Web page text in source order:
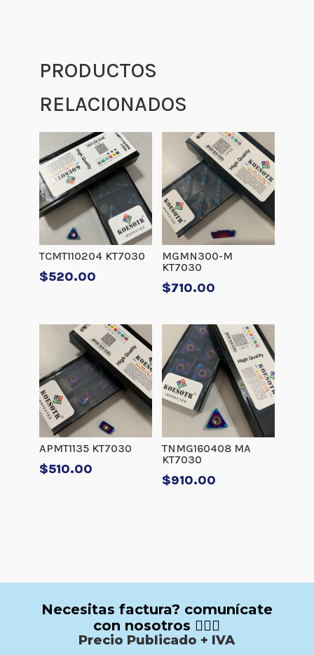
PRODUCTOS
RELACIONADOS
TCMT110204 KT7030
$520.00
MGMN300-M
KT7030
$710.00
APMT1135 KT7030
$510.00
TNMG160408 MA
KT7030
$910.00
Necesitas factura? comunícate
con nosotros 🙋🏻‍♂️
Precio Publicado + IVA